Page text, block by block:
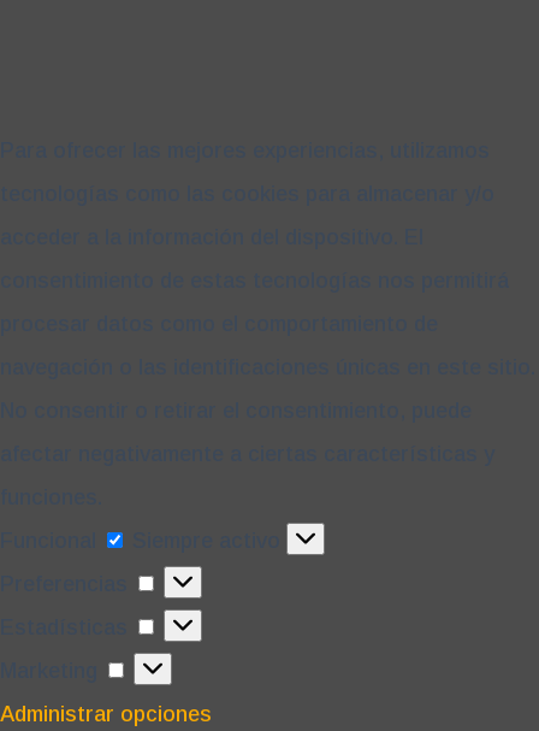
Preferencias
Estadísticas
Marketing
Administrar opciones